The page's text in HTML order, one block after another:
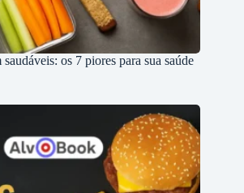
os 7 piores para sua saúde